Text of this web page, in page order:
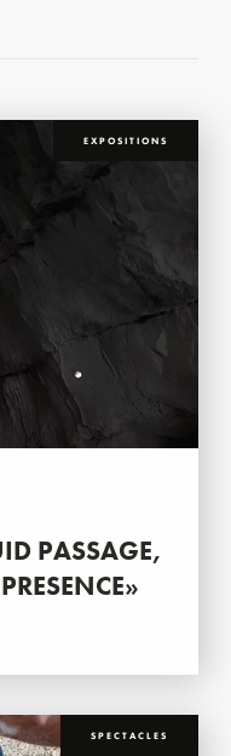
EXPOSITIONS
PASSAGE,
SPECTACLES